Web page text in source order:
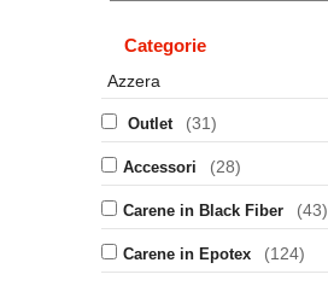
Categorie
Azzera
Outlet (31)
Accessori (28)
Carene in Black Fiber (43)
Carene in Epotex (124)